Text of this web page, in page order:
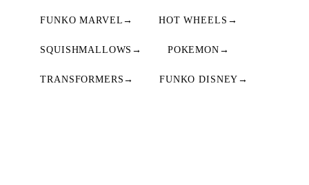
FUNKO MARVEL → HOT WHEELS →
SQUISHMALLOWS → POKEMON →
TRANSFORMERS → FUNKO DISNEY →